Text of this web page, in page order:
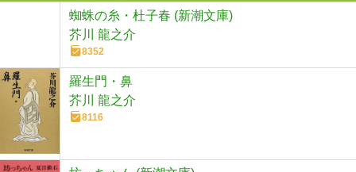
蜘蛛の糸・杜子春 (新潮文庫)
芥川 龍之介
8352
羅生門・鼻
芥川 龍之介
8116